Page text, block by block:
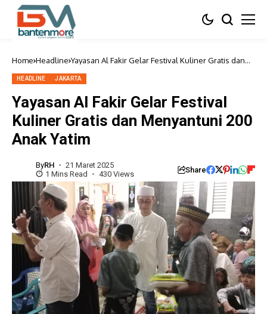
Home Headline Yayasan Al Fakir Gelar Festival Kuliner Gratis dan
HEADLINE JAKARTA
Yayasan Al Fakir Gelar Festival
Kuliner Gratis dan Menyantuni 200
Anak Yatim
ByRH
21 Maret 2025
1 Mins Read
430 Views Share